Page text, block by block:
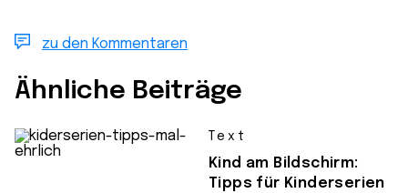
zu den Kommentaren
Ähnliche Beiträge
Text
Kind am Bildschirm:
Tipps für Kinderserien